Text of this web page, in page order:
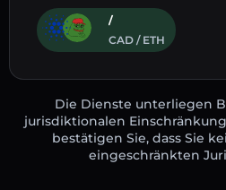
/
CAD / ETH
Die Dienste unterliegen
jurisdiktionalen
bestätigen Sie, dass Sie
eingeschränkten